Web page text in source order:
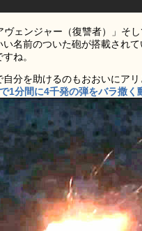
ェンジャー（復讐者）」そ
名前のついた砲が搭載され
ね。
分を助けるのもおおいにアリ
1分間に4千発の弾をバラ撒く